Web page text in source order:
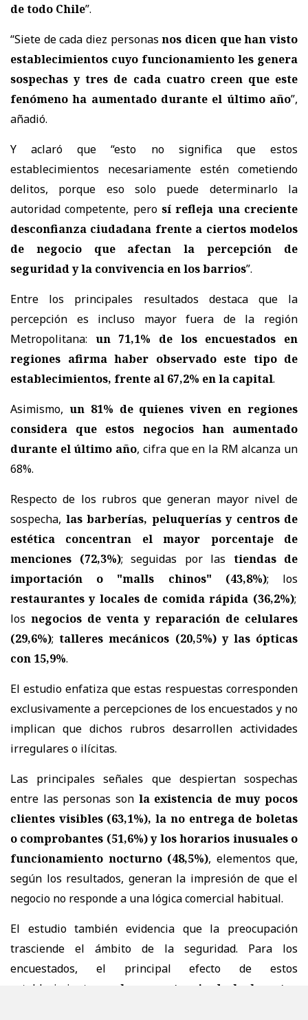
de todo Chile”.
“Siete de cada diez personasnos dicen que han visto
establecimientos cuyo funcionamiento les genera
sospechas y tres de cada cuatro creen que este
fenómeno ha aumentado durante el último año”,
añadió.
Y aclaró que “esto no significa que estos
establecimientos necesariamente estén cometiendo
delitos, porque eso solo puede determinarlo la
autoridad competente, perosí refleja una creciente
desconfianza ciudadana frente a ciertos modelos
de negocio que afectan la percepción de
seguridad y la convivencia en los barrios”.
Entre los principales resultados destaca que la
percepción es incluso mayor fuera de la región
Metropolitana: un 71,1% de los encuestados en
regiones afirma haber observado este tipo de
establecimientos, frente al 67,2% en la capital.
Asimismo, un 81% de quienes viven en regiones
considera que estos negocios han aumentado
durante el último año, cifra que en la RM alcanza un
68%.
Respecto de los rubros que generan mayor nivel de
sospecha, las barberías, peluquerías y centros de
estética concentran el mayor porcentaje de
menciones (72,3%); seguidas por las tiendas de
importación o "malls chinos" (43,8%); los
restaurantes y locales de comida rápida (36,2%);
los negocios de venta y reparación de celulares
(29,6%);talleres mecánicos (20,5%) y las ópticas
con 15,9%.
El estudio enfatiza que estas respuestas corresponden
exclusivamente a percepciones de los encuestados y no
implican que dichos rubros desarrollen actividades
irregulares o ilícitas.
Las principales señales que despiertan sospechas
entre las personas son la existencia de muy pocos
clientes visibles (63,1%), la no entrega de boletas
o comprobantes (51,6%) y los horarios inusuales o
funcionamiento nocturno (48,5%), elementos que,
según los resultados, generan la impresión de que el
negocio no responde a una lógica comercial habitual.
El estudio también evidencia que la preocupación
trasciende el ámbito de la seguridad. Para los
encuestados, el principal efecto de estos
establecimientos es la competencia desleal contra